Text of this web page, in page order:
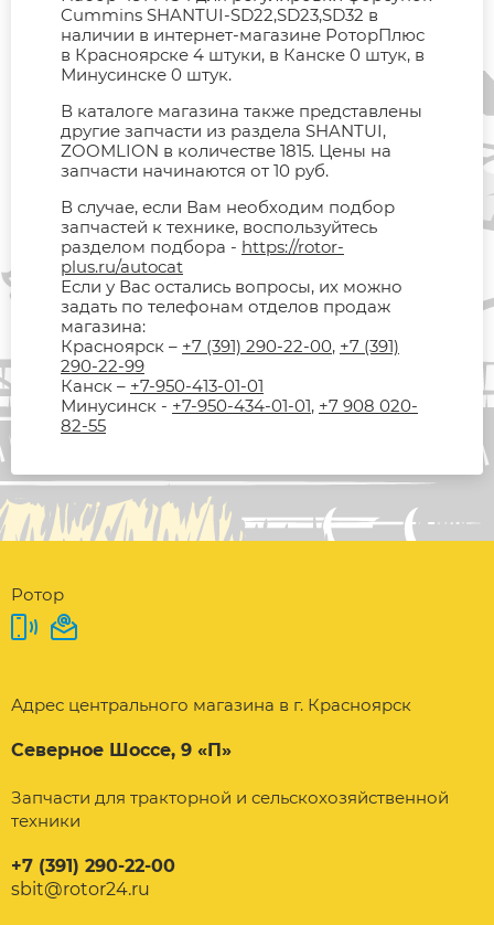
Cummins SHANTUI-SD22,SD23,SD32 в
наличии в интернет-магазине РоторПлюс
в Красноярске 4 штуки, в Канске 0 штук, в
Минусинске 0 штук.
В каталоге магазина также представлены
другие запчасти из раздела SHANTUI,
ZOOMLION в количестве 1815. Цены на
запчасти начинаются от 10 руб.
В случае, если Вам необходим подбор
запчастей к технике, воспользуйтесь
разделом подбора - https://rotor-
plus.ru/autocat
Если у Вас остались вопросы, их можно
задать по телефонам отделов продаж
магазина:
Красноярск – +7 (391) 290-22-00, +7 (391)
290-22-99
Канск – +7-950-413-01-01
Минусинск - +7-950-434-01-01, +7 908 020-
82-55
Ротор
Адрес центрального магазина в г. Красноярск
Северное Шоссе, 9 «П»
Запчасти для тракторной и сельскохозяйственной
техники
+7 (391) 290-22-00
sbit@rotor24.ru